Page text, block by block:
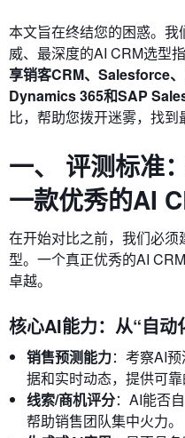
本文旨在终结您的困惑。
威、最深度的AI CRM选
享销客CRM、Salesforce
Dynamics 365和SAP
比，帮助您拨开迷雾，找到
一、 评测标准
一款优秀的AI
在开始对比之前，我们必
型。一个真正优秀的AI
卓越。
核心AI能力：从“自动
销售预测能力：考察AI
据和实时动态，提供可靠
线索/商机评分：AI能否
帮助销售团队集中火力。